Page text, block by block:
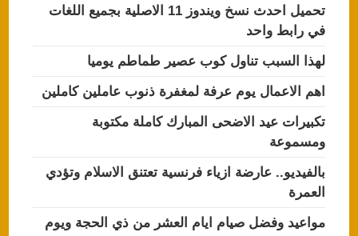
تحميل احدث نسخ ويندوز 11 الاصلية بجميع اللغات
في رابط واحد
لهذا السبب تناول كوب عصير طماطم يوميا
اهم الاعمال يوم عرفة لمغفرة ذنوب عاملين كاملين
تكبيرات عيد الاضحى المبارك كاملة مكتوبة
ومسموعة
بالفيديو.. عارضة ازياء فرنسية تعتنق الاسلام وتؤدي
العمرة
مواعيد وفضل صيام ايام العشر من ذي الحجة ويوم